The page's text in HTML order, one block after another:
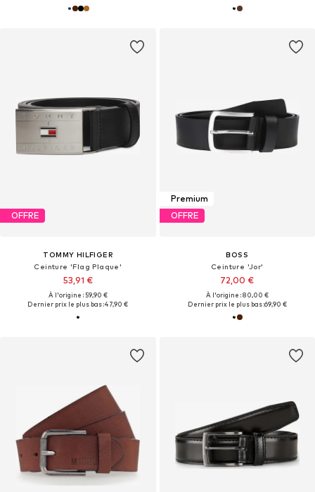
OFFRE
TOMMY HILFIGER
Ceinture 'Flag Plaque'
53,91 €
À l'origine : 59,90 €
Dernier prix le plus bas :47,90 €
Premium
OFFRE
BOSS
Ceinture 'Jor'
72,00 €
À l'origine : 80,00 €
Dernier prix le plus bas :69,90 €